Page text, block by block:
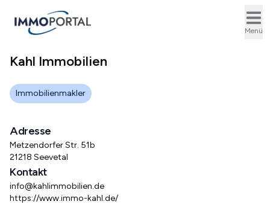
Menü
Kahl Immobilien
Immobilienmakler
Adresse
Metzendorfer Str. 51b
21218 Seevetal
Kontakt
info@kahlimmobilien.de
https://www.immo-kahl.de/